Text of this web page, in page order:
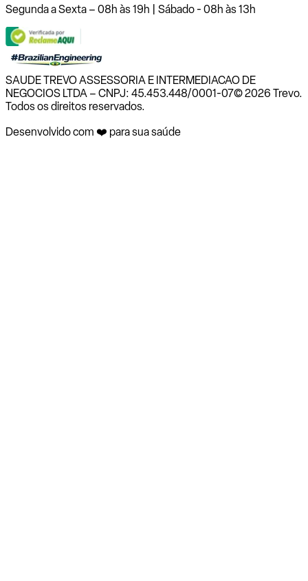
Segunda a Sexta – 08h às 19h | Sábado - 08h às 13h
SAUDE TREVO ASSESSORIA E INTERMEDIACAO DE
NEGOCIOS LTDA – CNPJ: 45.453.448/0001-07© 2026 Trevo.
Todos os direitos reservados.
Desenvolvido com ❤️ para sua saúde